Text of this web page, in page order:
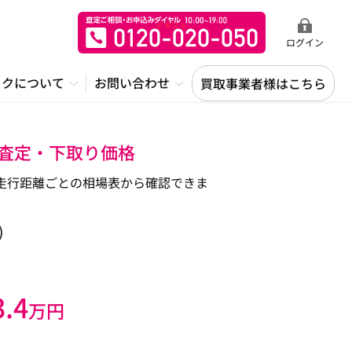
ログイン
について お問い合わせ 買取事業者様はこちら
定・下取り価格
距離ごとの相場表から確認できま
万円